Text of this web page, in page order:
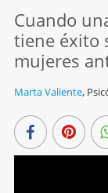
Cuando
tiene éxito
mujeres
Marta Valiente,